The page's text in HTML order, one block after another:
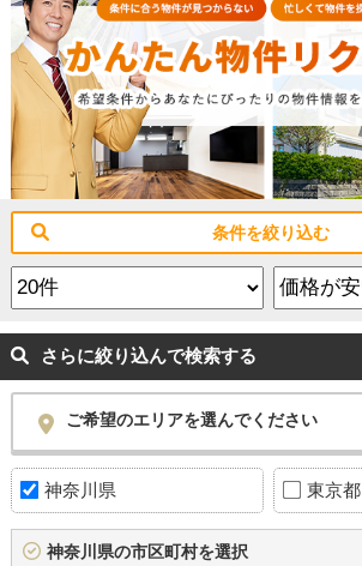
条件を絞り込む
さらに絞り込んで検索する
ご希望のエリアを選んでください
神奈川県 東京都
神奈川県の市区町村を選択